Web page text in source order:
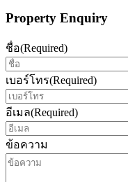
Property Enquiry
ชื่อ(Required)
เบอร์โทร(Required)
อีเมล(Required)
ข้อความ